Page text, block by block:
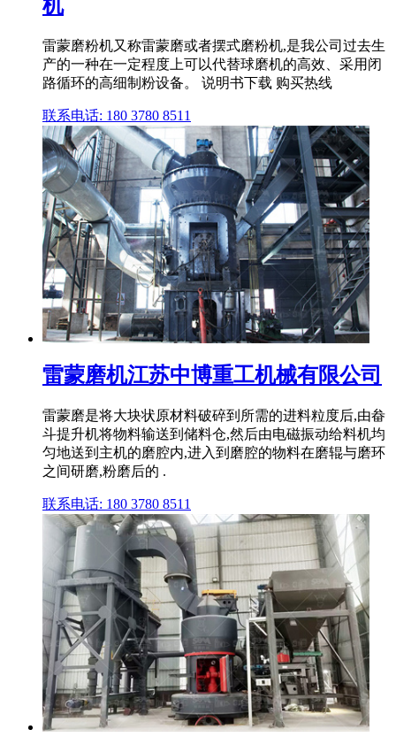
机
雷蒙磨粉机又称雷蒙磨或者摆式磨粉机,是我公司过去生
产的一种在一定程度上可以代替球磨机的高效、采用闭
路循环的高细制粉设备。 说明书下载 购买热线
联系电话: 180 3780 8511
雷蒙磨机江苏中博重工机械有限公司
雷蒙磨是将大块状原材料破碎到所需的进料粒度后,由畚
斗提升机将物料输送到储料仓,然后由电磁振动给料机均
匀地送到主机的磨腔内,进入到磨腔的物料在磨辊与磨环
之间研磨,粉磨后的 .
联系电话: 180 3780 8511